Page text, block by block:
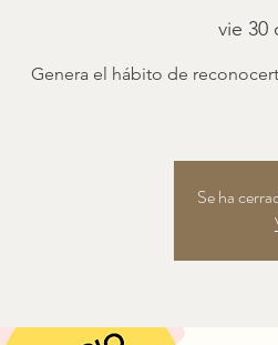
vie 30
Genera el hábito de
Se ha